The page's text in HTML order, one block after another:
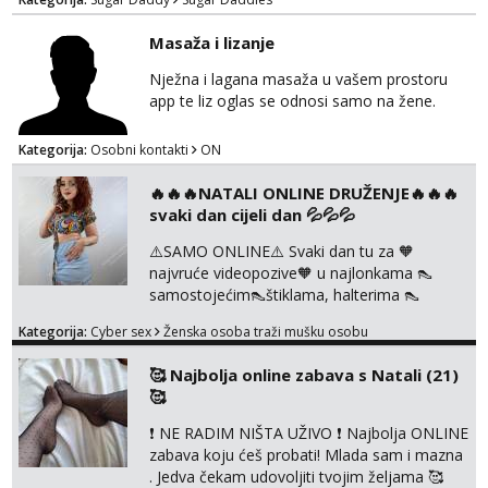
Slavonija. osmarios984@gmail.com
Masaža i lizanje
Nježna i lagana masaža u vašem prostoru
app te liz oglas se odnosi samo na žene.
Kategorija: Osobni kontakti ON
🔥🔥🔥NATALI ONLINE DRUŽENJE🔥🔥🔥
svaki dan cijeli dan 💦💦💦
⚠️SAMO ONLINE⚠️ Svaki dan tu za 🧡
najvruće videopozive🧡 u najlonkama 👠
samostojećim👠štiklama, halterima 👠
dogovoru 🧡 Dopisivanja hot chat🧡 o
🧡 Videa🧡 solo squirt, razne anal igračke,
vibratori, s PARTNEROM, S KOLEGICAMA
lizanje, striptiz, footfetiši itd 🔞 ❣️Radim već
jako dugo, imam iskustva i više načina pla...
Kategorija: Cyber sex Ženska osoba traži mušku osobu
🥰 Najbolja online zabava s Natali (21)
🥰
❗ NE RADIM NIŠTA UŽIVO ❗ Najbolja ONLINE
zabava koju ćeš probati! Mlada sam i mazna
. Jedva čekam udovoljiti tvojim željama 🥰